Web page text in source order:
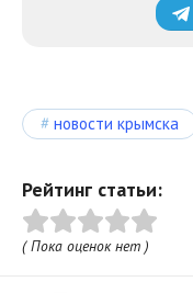
новости крымска
Рейтинг статьи:
( Пока оценок нет )